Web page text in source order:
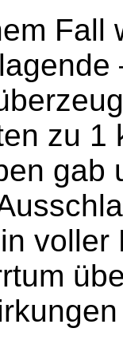
Fall
zu 1
gab